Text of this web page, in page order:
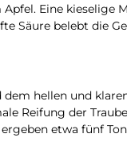
Eine kieselige
Säure belebt die
hellen und
Reifung der
etwa fünf